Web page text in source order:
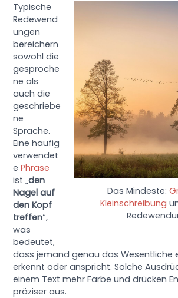
Das Mindeste:
Kleinschreibung
Typische
Redewend
ungen
bereichern
sowohl die
gesproche
ne als
auch die
geschriebe
ne
Sprache.
Eine häufig
verwendet
ePhrase
ist „den
Nagel auf
den Kopf
treffen“,
was
bedeutet,
dass jemand genau das Wesentliche
erkennt oder anspricht. Solche
einem Text mehr Farbe und drücken
präziser aus.